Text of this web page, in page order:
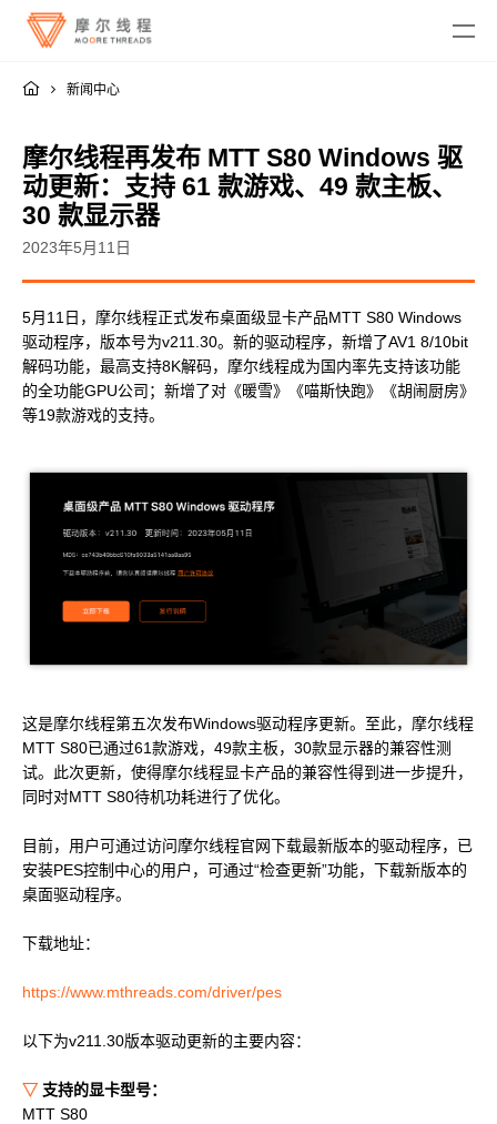
MTT KUAE
MTT AIBOOK
MTT AICUBE
MTT E300
MTT S5000
MTT S4000
MTT S3000
MTT S80
MTT X300
MTT S30 / S10
驱动程序
MUSACODE
AI 训练套件
GPU 虚拟化 / vGPU
KUAE 云原生套件
PES 控制中心
MTVerse XR
Smart Media Engine
科学计算套件
AI 语音
DigitalME 数字人
AI Reality
AI 推理
云电脑
数字孪生与 GIS
工业设计与制造
新闻中心
摩尔线程再发布 MTT S80 Windows 驱
动更新：支持 61 款游戏、49 款主板、
30 款显示器
2023年5月11日
5月11日，摩尔线程正式发布桌面级显卡产品MTT S80 Windows
驱动程序，版本号为v211.30。新的驱动程序，新增了AV1 8/10bit
解码功能，最高支持8K解码，摩尔线程成为国内率先支持该功能
的全功能GPU公司；新增了对《暖雪》《喵斯快跑》《胡闹厨房》
等19款游戏的支持。
这是摩尔线程第五次发布Windows驱动程序更新。至此，摩尔线程
MTT S80已通过61款游戏，49款主板，30款显示器的兼容性测
试。此次更新，使得摩尔线程显卡产品的兼容性得到进一步提升，
同时对MTT S80待机功耗进行了优化。
目前，用户可通过访问摩尔线程官网下载最新版本的驱动程序，已
安装PES控制中心的用户，可通过“检查更新”功能，下载新版本的
桌面驱动程序。
下载地址：
https://www.mthreads.com/driver/pes
以下为v211.30版本驱动更新的主要内容：
▽ 支持的显卡型号：
MTT S80